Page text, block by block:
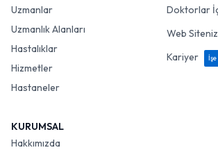
Uzmanlar
Uzmanlık Alanları
Hastalıklar
Hizmetler
Hastaneler
Doktorlar
Web
Kariyer
İşe
KURUMSAL
Hakkımızda